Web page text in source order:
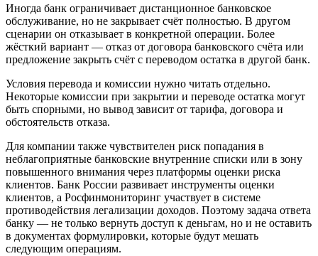
Иногда банк ограничивает дистанционное банковское
обслуживание, но не закрывает счёт полностью. В другом
сценарии он отказывает в конкретной операции. Более
жёсткий вариант — отказ от договора банковского счёта или
предложение закрыть счёт с переводом остатка в другой банк.
Условия перевода и комиссии нужно читать отдельно.
Некоторые комиссии при закрытии и переводе остатка могут
быть спорными, но вывод зависит от тарифа, договора и
обстоятельств отказа.
Для компании также чувствителен риск попадания в
неблагоприятные банковские внутренние списки или в зону
повышенного внимания через платформы оценки риска
клиентов. Банк России развивает инструменты оценки
клиентов, а Росфинмониторинг участвует в системе
противодействия легализации доходов. Поэтому задача ответа
банку — не только вернуть доступ к деньгам, но и не оставить
в документах формулировки, которые будут мешать
следующим операциям.